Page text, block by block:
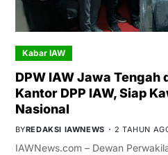
Kabar IAW
DPW IAW Jawa Tengah
Kantor DPP IAW, Siap
Nasional
BYREDAKSI IAWNEWS 2 TAHUN
IAWNews.com – Dewan